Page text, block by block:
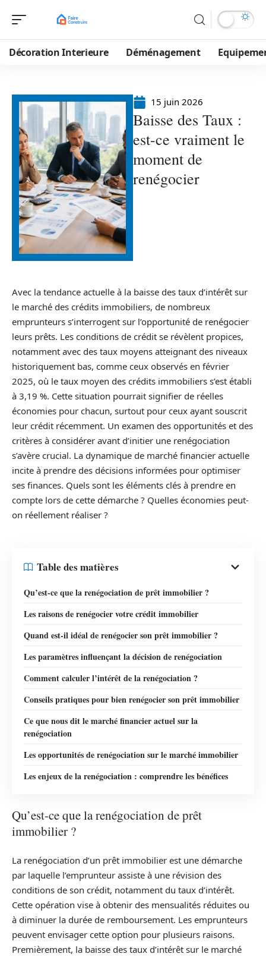
Décoration Interieure Déménagement
15 juin 2026
Baisse des Taux :
est-ce vraiment le
moment de
renégocier
Avec la tendance actuelle à la baisse des taux d’intérêt sur
le marché des crédits immobiliers, de nombreux
emprunteurs s’interrogent sur l’opportunité de renégocier
leurs prêts. Les conditions de crédit se révèlent propices,
notamment avec des taux moyens atteignant des niveaux
historiquement bas, comme ceux observés en février
2025, où le taux moyen des crédits immobiliers s’est établi
à 3,19 %. Cette situation pourrait signifier de réelles
économies pour chacun, surtout pour ceux ayant souscrit
leur crédit récemment. Un examen des opportunités et des
critères à considérer avant d’initier une renégociation
s’avère crucial. La dynamique de marché financier actuelle
incite à prendre des décisions informées pour optimiser
ses finances. Quels sont les éléments clés à prendre en
compte lors de cette démarche ? Quelles économies peut-
on réellement réaliser ?
Table des matières
Qu’est-ce que la renégociation de prêt immobilier ?
Les raisons de renégocier votre crédit immobilier
Quand est-il idéal de renégocier son prêt immobilier ?
Les paramètres influençant la décision de renégociation
Comment calculer l’intérêt de la renégociation ?
Conseils pratiques pour bien renégocier son prêt immobilier
Ce que nous dit le marché financier actuel sur la
renégociation
Les opportunités de renégociation sur le marché immobilier
Les enjeux de la renégociation : comprendre les bénéfices
Qu’est-ce que la renégociation de prêt
immobilier ?
La renégociation d’un prêt immobilier est une démarche
par laquelle l’emprunteur assiste à une révision des
conditions de son crédit, notamment du taux d’intérêt.
Cette opération vise à obtenir des mensualités réduites ou
à diminuer la durée de remboursement. Les emprunteurs
peuvent envisager cette option pour plusieurs raisons.
Premièrement, la baisse des taux d’intérêt sur le marché